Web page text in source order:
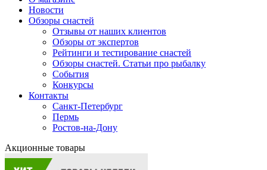
Новости
Обзоры снастей
Отзывы от наших клиентов
Обзоры от экспертов
Рейтинги и тестирование снастей
Обзоры снастей. Статьи про рыбалку
События
Конкурсы
Контакты
Санкт-Петербург
Пермь
Ростов-на-Дону
Акционные товары